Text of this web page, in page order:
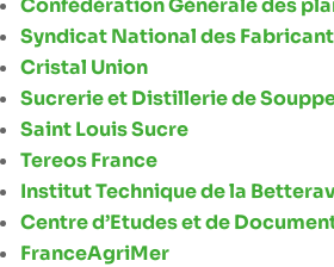
Confédération Générale des
Syndicat National des
Cristal Union
Sucrerie et Distillerie de
Saint Louis Sucre
Tereos France
Institut Technique de la
Centre d’Etudes et de
FranceAgriMer